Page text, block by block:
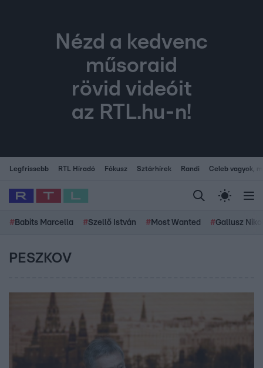
Nézd a kedvenc
műsoraid
rövid videóit
az RTL.hu-n!
Legfrissebb RTL Híradó Fókusz Sztárhírek Randi Celeb vagyok,
# Babits Marcella #Szellő István # Most Wanted #Gallusz
PESZKOV